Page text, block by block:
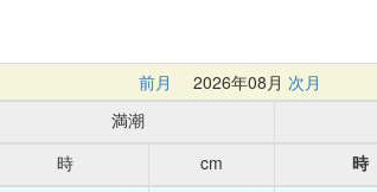
前月 2026年08月 次月
満潮
時
cm 時